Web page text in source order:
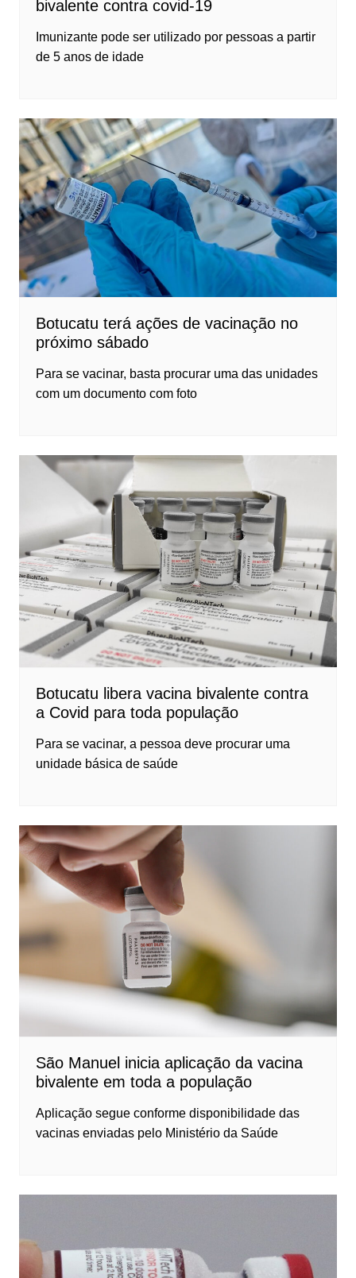
bivalente contra covid-19
Imunizante pode ser utilizado por pessoas a partir
de 5 anos de idade
Botucatu terá ações de vacinação no
próximo sábado
Para se vacinar, basta procurar uma das unidades
com um documento com foto
Botucatu libera vacina bivalente contra
a Covid para toda população
Para se vacinar, a pessoa deve procurar uma
unidade básica de saúde
São Manuel inicia aplicação da vacina
bivalente em toda a população
Aplicação segue conforme disponibilidade das
vacinas enviadas pelo Ministério da Saúde